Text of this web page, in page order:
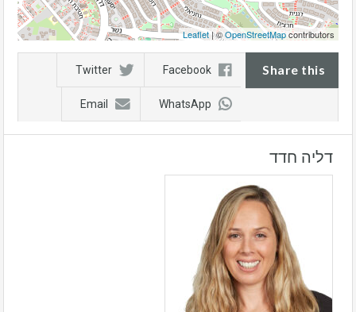
Leaflet| ©OpenStreetMapcontributors
Share this
Facebook
Twitter
WhatsApp
Email
דליה חדד